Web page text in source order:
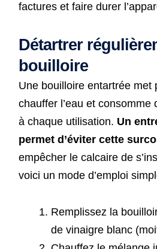
factures et faire durer
Détartrer
bouilloire
Une bouilloire entartrée met
chauffer l’eau et consomme
à chaque utilisation. Un
permet d’éviter cette
empêcher le calcaire de
voici un mode d’emploi
Remplissez la
de vinaigre blanc